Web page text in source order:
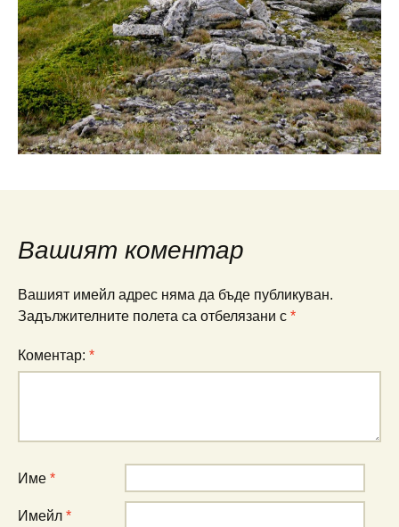
Вашият коментар
Вашият имейл адрес няма да бъде публикуван.
Задължителните полета са отбелязани с *
Коментар: *
Име *
Имейл *